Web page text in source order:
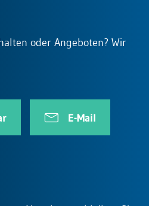
oder Angeboten? Wir
E-Mail